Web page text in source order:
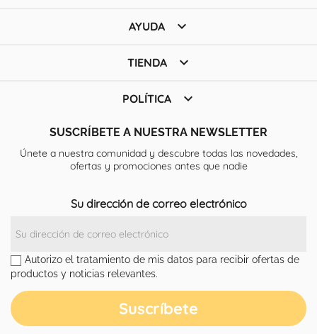
AYUDA 
TIENDA 
POLÍTICA 
SUSCRÍBETE A NUESTRA NEWSLETTER
Únete a nuestra comunidad y descubre todas las novedades,
ofertas y promociones antes que nadie
Su dirección de correo electrónico
Autorizo el tratamiento de mis datos para recibir ofertas de
productos y noticias relevantes.